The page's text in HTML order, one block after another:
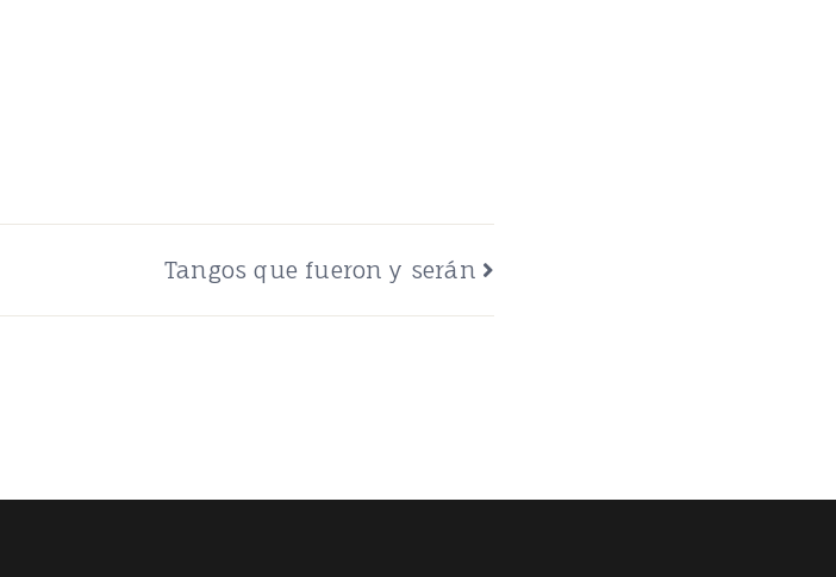
Tangos que fueron y serán